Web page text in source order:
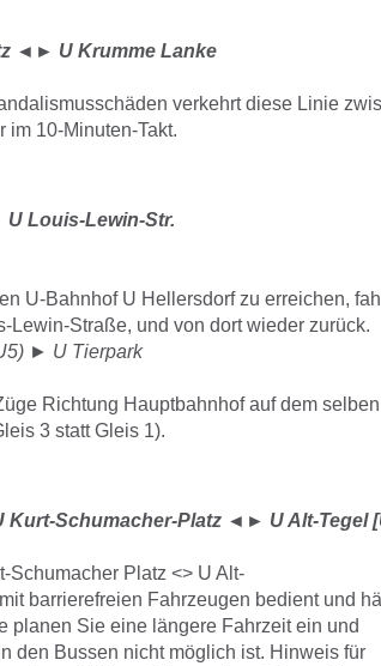
◄► U Krumme Lanke
verkehrt diese Linie
im 10-Minuten-Takt.
U Louis-Lewin-Str.
U-Bahnhof U Hellersdorf zu erreichen,
Lewin-Straße, und von dort wieder zurück.
► U Tierpark
Richtung Hauptbahnhof auf dem selben
3 statt Gleis 1).
Kurt-Schumacher-Platz ◄► U Alt-Tegel
Schumacher Platz <> U Alt-
barrierefreien Fahrzeugen bedient und
planen Sie eine längere Fahrzeit ein und
den Bussen nicht möglich ist. Hinweis für